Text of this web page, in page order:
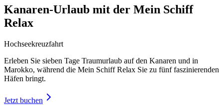
Kanaren-Urlaub mit der Mein Schiff
Relax
Hochseekreuzfahrt
Erleben Sie sieben Tage Traumurlaub auf den Kanaren und in
Marokko, während die Mein Schiff Relax Sie zu fünf faszinierenden
Häfen bringt.
Jetzt buchen